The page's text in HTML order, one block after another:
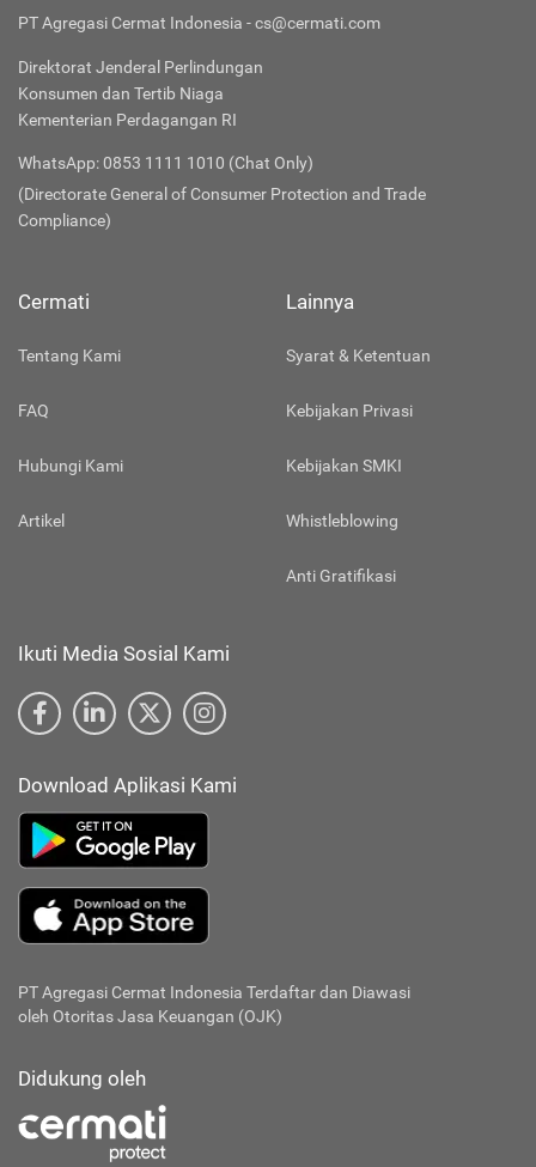
PT Agregasi Cermat Indonesia - cs@cermati.com
Direktorat Jenderal Perlindungan
Konsumen dan Tertib Niaga
Kementerian Perdagangan RI
WhatsApp: 0853 1111 1010 (Chat Only)
(Directorate General of Consumer Protection and Trade
Compliance)
Cermati
Tentang Kami
FAQ
Hubungi Kami
Artikel
Lainnya
Syarat & Ketentuan
Kebijakan Privasi
Kebijakan SMKI
Whistleblowing
Anti Gratifikasi
Ikuti Media Sosial Kami
Download Aplikasi Kami
PT Agregasi Cermat Indonesia Terdaftar dan Diawasi
oleh Otoritas Jasa Keuangan (OJK)
Didukung oleh